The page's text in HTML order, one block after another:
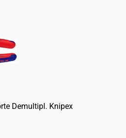
Demultipl. Knipex